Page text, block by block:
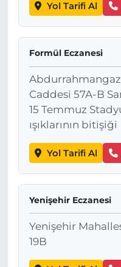
Yol Tarifi Al
Formül Eczanesi
Caddesi 57A-B
15 Temmuz
ışıklarının bitişiği
Yol Tarifi Al
Yenişehir Eczanesi
Yenişehir
19B